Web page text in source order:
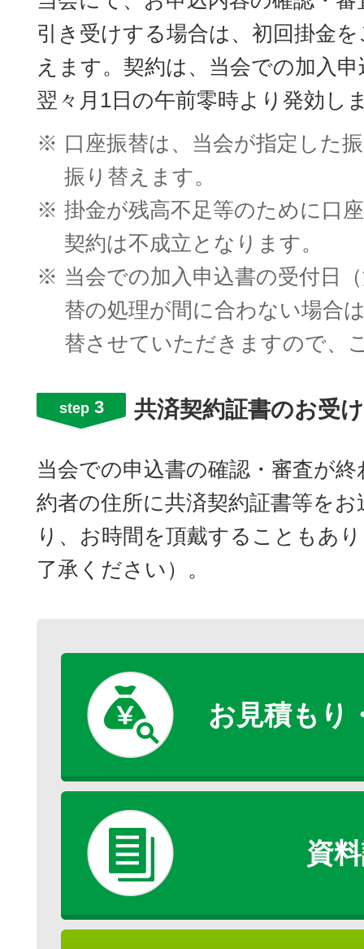
引き受けする場合は、初回掛金
えます。契約は、当会での加入
翌々月1日の午前零時より発効し
※ 口座振替は、当会が指定した
振り替えます。
※ 掛金が残高不足等のために口
契約は不成立となります。
※ 当会での加入申込書の受付日
替の処理が間に合わない場合
替させていただきますので、
共済契約証書のお受
step3
当会での申込書の確認・審査が
約者の住所に共済契約証書等を
り、お時間を頂戴することもあ
了承ください）。
お見積もり
資